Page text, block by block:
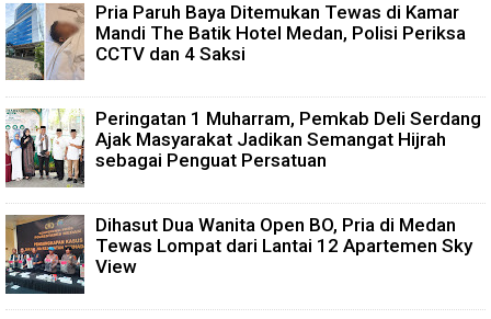
Pria Paruh Baya Ditemukan Tewas di Kamar
Mandi The Batik Hotel Medan, Polisi Periksa
CCTV dan 4 Saksi
Peringatan 1 Muharram, Pemkab Deli Serdang
Ajak Masyarakat Jadikan Semangat Hijrah
sebagai Penguat Persatuan
Dihasut Dua Wanita Open BO, Pria di Medan
Tewas Lompat dari Lantai 12 Apartemen Sky
View